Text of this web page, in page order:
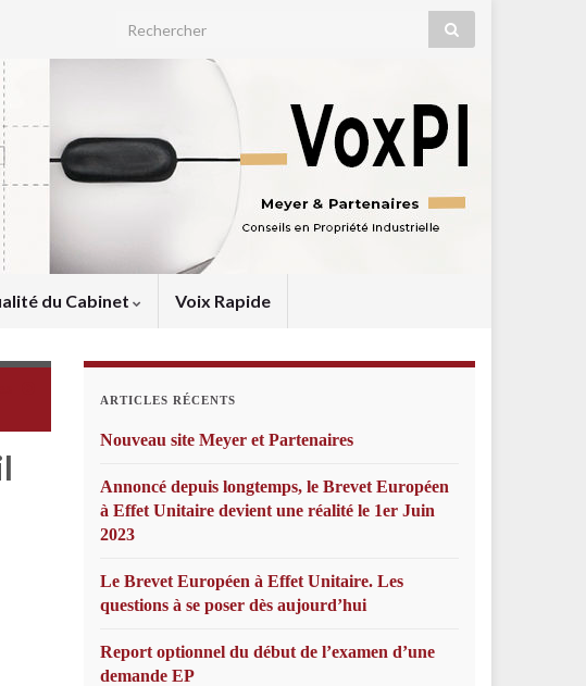
Search for:
du Cabinet Voix Rapide
ARTICLES RÉCENTS
Nouveau site Meyer et Partenaires
Annoncé depuis longtemps, le Brevet Européen
à Effet Unitaire devient une réalité le 1er Juin
2023
Le Brevet Européen à Effet Unitaire. Les
questions à se poser dès aujourd’hui
Report optionnel du début de l’examen d’une
demande EP